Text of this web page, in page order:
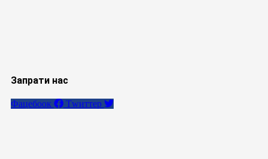
Запрати нас
Фацебоок Тwиттер